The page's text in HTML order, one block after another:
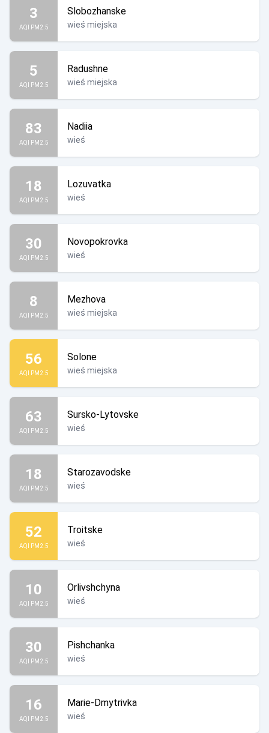
3
AQI PM2.5
Slobozhanske
wieś miejska
5
AQI PM2.5
Radushne
wieś miejska
83
AQI PM2.5
Nadiia
wieś
18
AQI PM2.5
Lozuvatka
wieś
30
AQI PM2.5
Novopokrovka
wieś
8
AQI PM2.5
Mezhova
wieś miejska
56
AQI PM2.5
Solone
wieś miejska
63
AQI PM2.5
Sursko-Lytovske
wieś
18
AQI PM2.5
Starozavodske
wieś
52
AQI PM2.5
Troitske
wieś
10
AQI PM2.5
Orlivshchyna
wieś
30
AQI PM2.5
Pishchanka
wieś
16
AQI PM2.5
Marie-Dmytrivka
wieś